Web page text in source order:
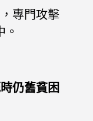
專門攻擊
仍舊貧困